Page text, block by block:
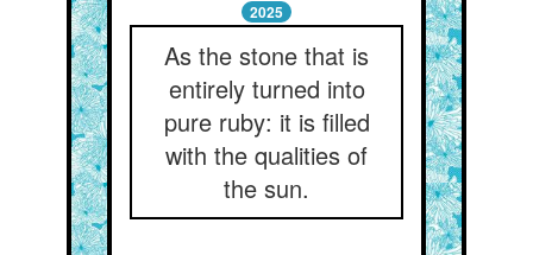
2025
As the stone that is
entirely turned into
pure ruby: it is filled
with the qualities of
the sun.